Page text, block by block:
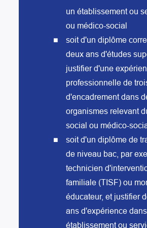
un établissement ou
ou médico-social
soit d'un diplôme
deux ans d'études
justifier d'une
professionnelle de
d'encadrement dans
organismes relevant
social ou médico-
soit d'un diplôme de
de niveau bac, par
technicien
familiale (TISF) ou
éducateur, et justifier
ans d'expérience
établissement ou